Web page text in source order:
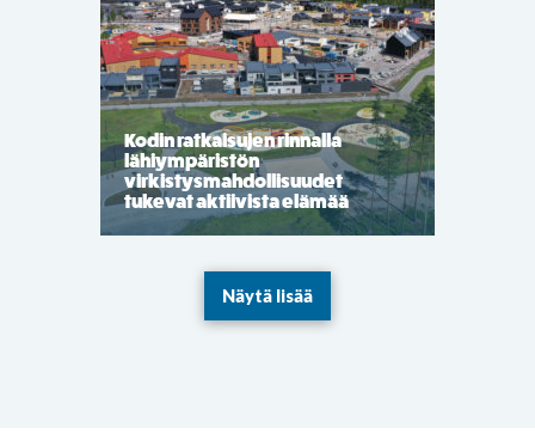
Kodin ratkaisujen rinnalla
lähiympäristön
virkistysmahdollisuudet
tukevat aktiivista elämää
Näytä lisää